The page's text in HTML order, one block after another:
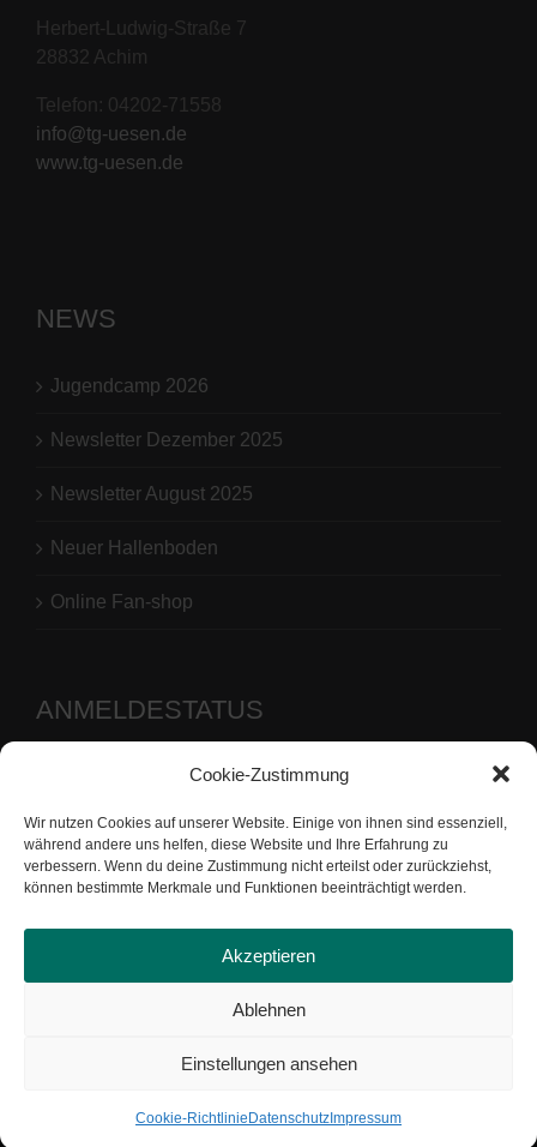
Cookie-Zustimmung
Wir nutzen Cookies auf unserer Website. Einige von ihnen sind essenziell,
während andere uns helfen, diese Website und Ihre Erfahrung zu
verbessern. Wenn du deine Zustimmung nicht erteilst oder zurückziehst,
können bestimmte Merkmale und Funktionen beeinträchtigt werden.
Akzeptieren
Ablehnen
Einstellungen ansehen
Cookie-Richtlinie Datenschutz Impressum
Herbert-Ludwig-Straße 7
28832 Achim
Telefon: 04202-71558
info@tg-uesen.de
www.tg-uesen.de
NEWS
Jugendcamp 2026
Newsletter Dezember 2025
Newsletter August 2025
Neuer Hallenboden
Online Fan-shop
ANMELDESTATUS
Benutzername oder E-Mail-Adresse
Passwort